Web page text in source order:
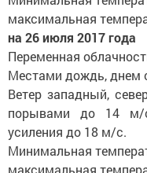
максимальная
на 26 июля 2017 года
Переменная
Местами дождь, днем
Ветер западный,
порывами до 14 м/
усиления до 18 м/с.
Минимальная
максимальная